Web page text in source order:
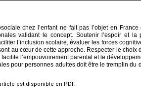
chez l’enfant ne fait pas l’objet en
validant le concept. Soutenir l’espoir et
l’inclusion scolaire, évaluer les forces
au cœur de cette approche. Respecter le choix
l’empouvoirement parental et le
pour personnes adultes doit être le tremplin du
est disponible en PDF.